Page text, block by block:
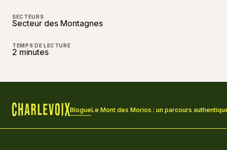
SECTEURS
Secteur des Montagnes
TEMPS DE LECTURE
2 minutes
BlogueLe Mont des Morios : un parcours